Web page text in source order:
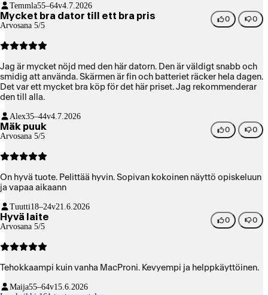
Temmla55–64v4.7.2026
Mycket bra dator till ett bra pris
Arvosana 5/5
0 0
Jag är mycket nöjd med den här datorn. Den är väldigt snabb och
smidig att använda. Skärmen är fin och batteriet räcker hela dagen.
Det var ett mycket bra köp för det här priset. Jag rekommenderar
den till alla.
Alex35–44v4.7.2026
Mäk puuk
Arvosana 5/5
0 0
On hyvä tuote. Pelittää hyvin. Sopivan kokoinen näyttö opiskeluun
ja vapaa aikaann
Tuutti18–24v21.6.2026
Hyvä laite
Arvosana 5/5
0 0
Tehokkaampi kuin vanha MacProni. Kevyempi ja helppkäyttöinen.
Maija55–64v15.6.2026